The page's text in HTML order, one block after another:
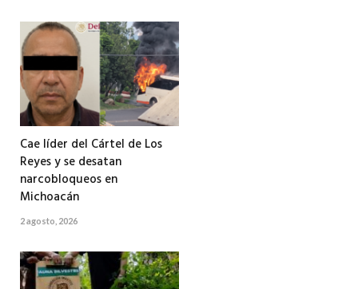
Cae líder del Cártel de Los
Reyes y se desatan
narcobloqueos en
Michoacán
2 agosto, 2026